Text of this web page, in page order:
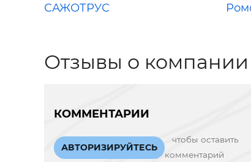
САЖОТРУС
Отзывы о компании
КОММЕНТАРИИ
АВТОРИЗИРУЙТЕСЬ
чтобы оставить
комментарий